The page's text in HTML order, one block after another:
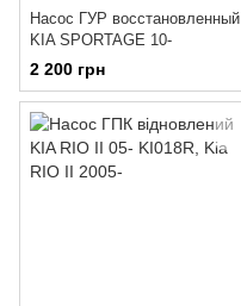
Насос ГУР восстановленный
KIA SPORTAGE 10-
2 200 грн